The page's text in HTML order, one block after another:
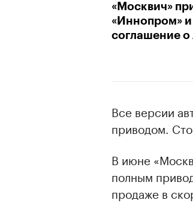
«Москвич»
«Иннопром»
соглашение о
Все версии
приводом.
В июне
полным
продаже в